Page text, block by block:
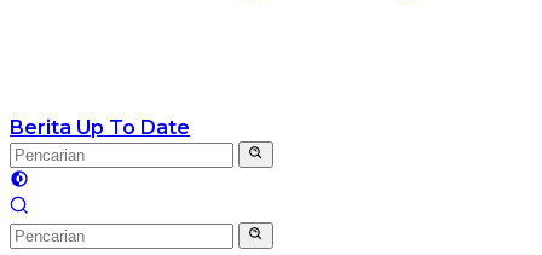
Berita Up To Date